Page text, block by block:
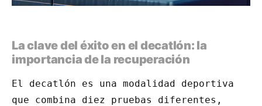
La clave del éxito en el decatlón: la
importancia de la recuperación
El decatlón es una modalidad deportiva
que combina diez pruebas diferentes,